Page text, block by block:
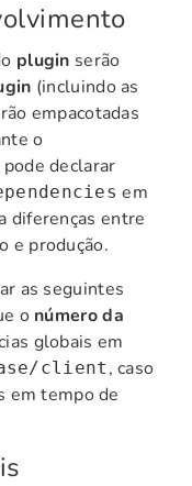
plugin serão
(incluindo as
empacotadas
o
pode declarar
em
diferenças entre
e produção.
as seguintes
o número da
globais em
client , caso
em tempo de